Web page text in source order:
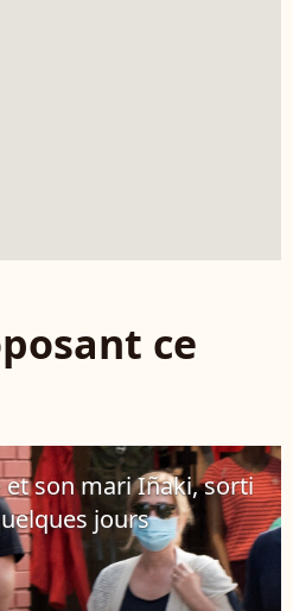
ce
et son mari Iñaki, sorti
jours